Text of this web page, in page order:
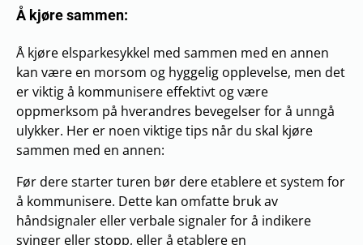
Å kjøre sammen:
Å kjøre elsparkesykkel med sammen med en annen
kan være en morsom og hyggelig opplevelse, men det
er viktig å kommunisere effektivt og være
oppmerksom på hverandres bevegelser for å unngå
ulykker. Her er noen viktige tips når du skal kjøre
sammen med en annen:
Før dere starter turen bør dere etablere et system for
å kommunisere. Dette kan omfatte bruk av
håndsignaler eller verbale signaler for å indikere
svinger eller stopp, eller å etablere en